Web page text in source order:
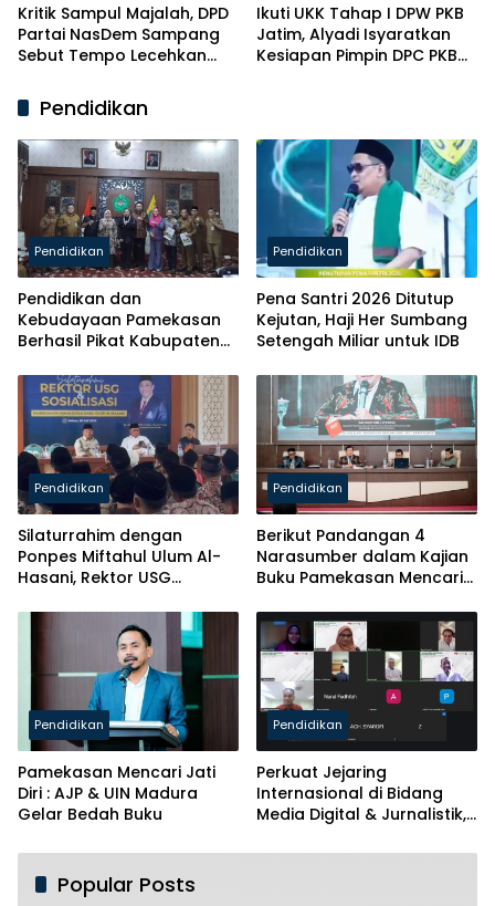
Kritik Sampul Majalah, DPD
Partai NasDem Sampang
Sebut Tempo Lecehkan
Ikuti UKK Tahap I DPW PKB
Jatim, Alyadi Isyaratkan
Kesiapan Pimpin DPC PKB
Pendidikan
Pendidikan
Pendidikan dan
Kebudayaan Pamekasan
Berhasil Pikat Kabupaten
Pendidikan
Pena Santri 2026 Ditutup
Kejutan, Haji Her Sumbang
Setengah Miliar untuk IDB
Pendidikan
Silaturrahim dengan
Ponpes Miftahul Ulum Al-
Hasani, Rektor USG
Beasiswa
Pendidikan
Berikut Pandangan 4
Narasumber dalam Kajian
Buku Pamekasan Mencari
Pendidikan
Pamekasan Mencari Jati
Diri : AJP & UIN Madura
Gelar Bedah Buku
Pendidikan
Perkuat Jejaring
Internasional di Bidang
Media Digital & Jurnalistik,
MoU dengan ANG Mesir
Popular Posts